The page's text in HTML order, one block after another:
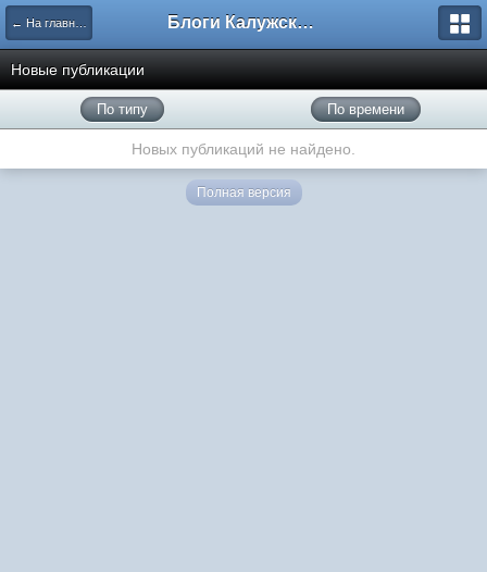
← На главную Блоги Калужского перекрестка
Новые публикации
По типу По времени
Новых публикаций не найдено.
Полная версия